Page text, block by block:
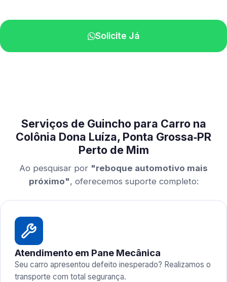
Solicite Já
Serviços de Guincho para Carro na
Colônia Dona Luíza, Ponta Grossa‑PR
Perto de Mim
Ao pesquisar por "reboque automotivo mais
próximo", oferecemos suporte completo:
Atendimento em Pane Mecânica
Seu carro apresentou defeito inesperado? Realizamos o
transporte com total segurança.